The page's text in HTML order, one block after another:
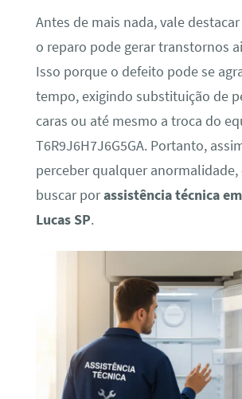
Antes de mais nada, vale
o reparo pode gerar transtornos
Isso porque o defeito pode se
tempo, exigindo substituição de
caras ou até mesmo a troca do
T6R9J6H7J6G5GA. Portanto,
perceber qualquer anormalidade,
buscar porassistência técnica
Lucas SP.